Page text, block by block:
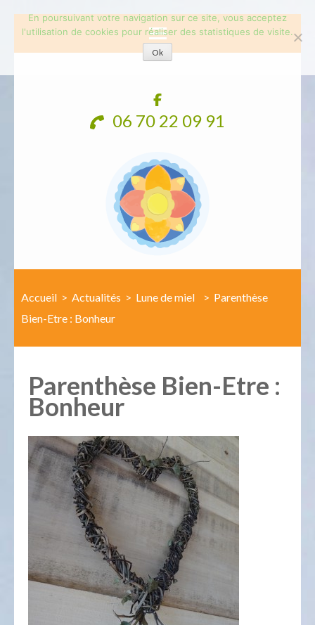
06 70 22 09 91
Accueil > Actualités > Lune de miel > Parenthèse
Bien-Etre : Bonheur
Parenthèse Bien-Etre :
Bonheur
En poursuivant votre navigation sur ce site, vous acceptez
l'utilisation de cookies pour réaliser des statistiques de visite.
Ok